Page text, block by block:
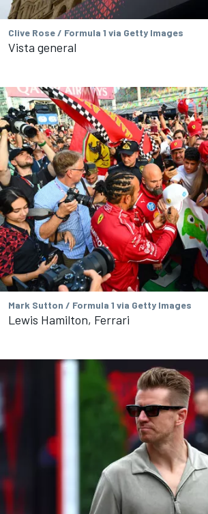
Clive Rose / Formula 1 via Getty Images
Vista general
Mark Sutton / Formula 1 via Getty Images
Lewis Hamilton, Ferrari